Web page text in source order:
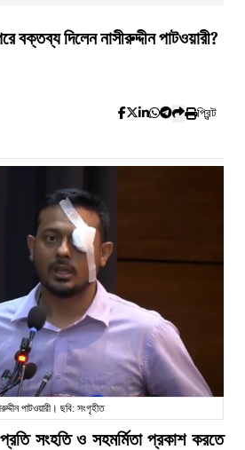
বক্তব্য দিলেন নাসীরুদ্দীন পাটওয়ারী?
প্রিন্ট
পাটওয়ারী। ছবি: সংগৃহীত
সংহতি ও সহমর্মিতা প্রকাশ করতে